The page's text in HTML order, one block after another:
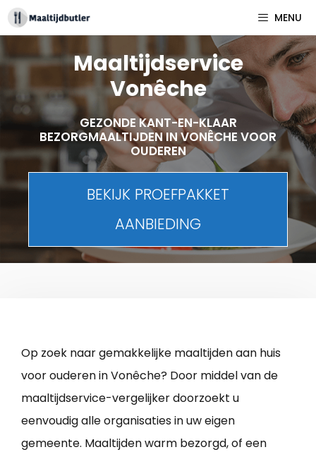
Spring
naar
inhoud
MENU
Maaltijdservice
Vonêche
GEZONDE KANT-EN-KLAAR
BEZORGMAALTIJDEN IN VONÊCHE VOOR
OUDEREN
BEKIJK PROEFPAKKET
AANBIEDING
Op zoek naar gemakkelijke maaltijden aan huis
voor ouderen in Vonêche? Door middel van de
maaltijdservice-vergelijker doorzoekt u
eenvoudig alle organisaties in uw eigen
gemeente. Maaltijden warm bezorgd, of een